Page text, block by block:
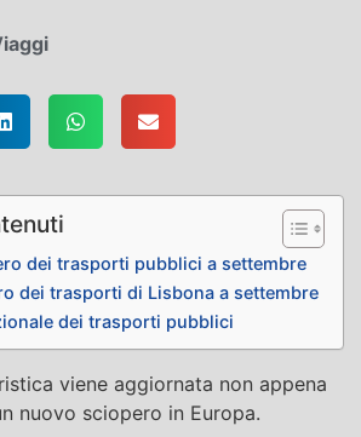
dei trasporti pubblici a settembre
dei trasporti di Lisbona a settembre
dei trasporti pubblici
viene aggiornata non appena
nuovo sciopero in Europa.